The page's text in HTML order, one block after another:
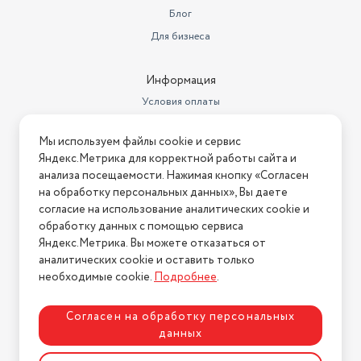
Объем товара в упаковке, в
34.224
нет
Комплектация
Электрическая мотокоса – 1 шт.
Комплект для
Страна-изготовитель
Китай
Страна производства
Китай
Питание
от сети
Ширина скашивания
35
Газонокосилка
Максимальный уровень звука/
Блог
Для бизнеса
Информация
Условия оплаты
Условия возврата
Нашли ошибку на сайте? Напишите нам
2026 © Интернет-магазин "АстМаркет". У нас есть всё!
Политика конфиденциальности
Разработка сайтаASTDESIGN
Мы используем файлы cookie и сервис
Яндекс.Метрика для корректной работы сайта и
анализа посещаемости. Нажимая кнопку «Согласен
на обработку персональных данных», Вы даете
согласие на использование аналитических cookie и
обработку данных с помощью сервиса
Яндекс.Метрика. Вы можете отказаться от
аналитических cookie и оставить только
необходимые cookie.Подробнее.
Согласен на обработку персональных
данных